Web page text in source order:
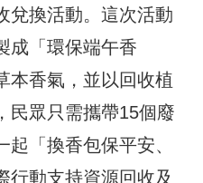
兌換活動。這次活動
成「環保端午香
本香氣，並以回收植
民眾只需攜帶15個廢
「換香包保平安、
行動支持資源回收及